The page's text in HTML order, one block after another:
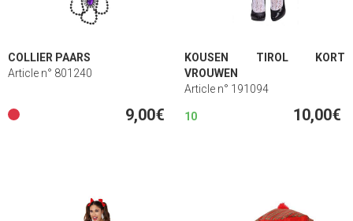
COLLIER PAARS
Article n° 801240
9,00€
KOUSEN TIROL KORT
VROUWEN
Article n° 191094
10 10,00€